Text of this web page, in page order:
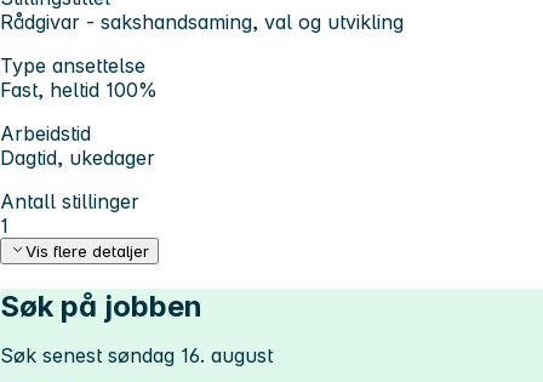
Rådgivar - sakshandsaming, val og utvikling
Type ansettelse
Fast, heltid 100%
Arbeidstid
Dagtid, ukedager
Antall stillinger
1
Vis flere detaljer
Søk på jobben
Søk senest søndag 16. august